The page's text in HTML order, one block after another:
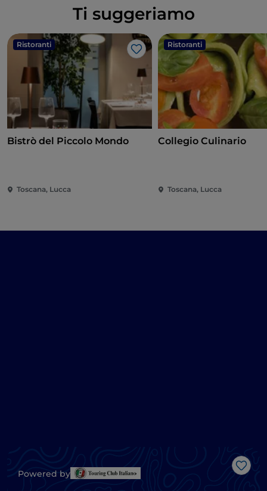
Ti suggeriamo
Ristoranti
Like
Bistrò del Piccolo Mondo
Toscana, Lucca
Ristoranti
Collegio Culinario
Toscana, Lucca
Like
Powered by